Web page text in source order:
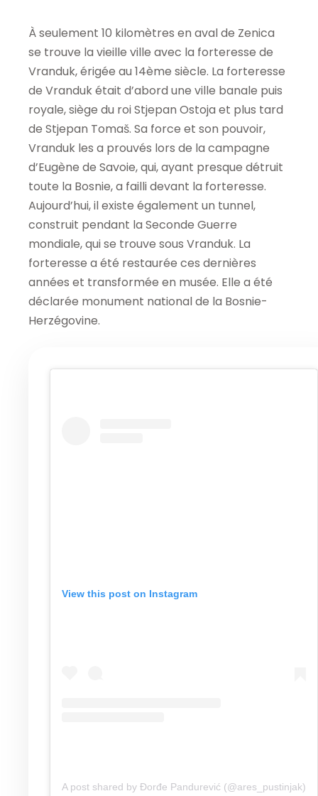
À seulement 10 kilomètres en aval de Zenica
se trouve la vieille ville avec la forteresse de
Vranduk, érigée au 14ème siècle. La forteresse
de Vranduk était d’abord une ville banale puis
royale, siège du roi Stjepan Ostoja et plus tard
de Stjepan Tomaš. Sa force et son pouvoir,
Vranduk les a prouvés lors de la campagne
d’Eugène de Savoie, qui, ayant presque détruit
toute la Bosnie, a failli devant la forteresse.
Aujourd’hui, il existe également un tunnel,
construit pendant la Seconde Guerre
mondiale, qui se trouve sous Vranduk. La
forteresse a été restaurée ces dernières
années et transformée en musée. Elle a été
déclarée monument national de la Bosnie-
Herzégovine.
View this post on Instagram
A post shared by Đorđe Pandurević (@ares_pustinjak)